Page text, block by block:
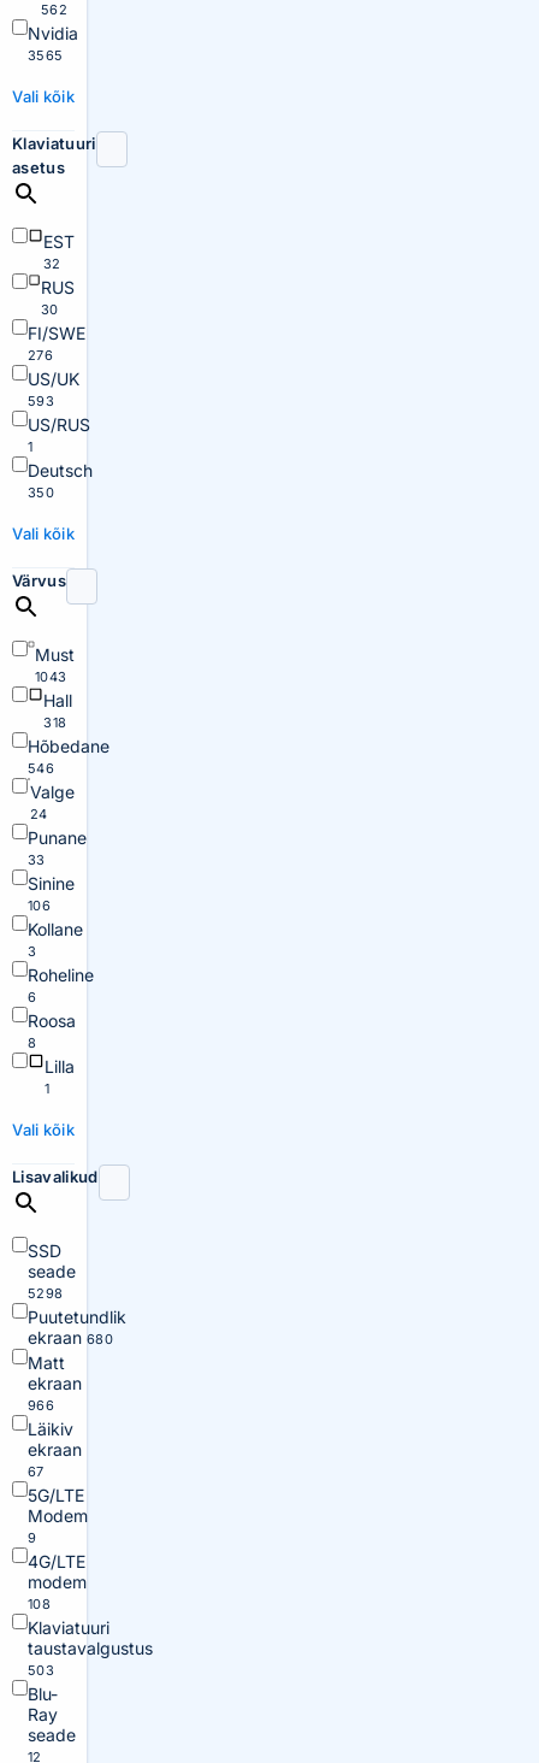
562
Nvidia
3565
Vali kõik
Klaviatuuri
asetus
EST
32
RUS
30
FI/SWE
276
US/UK
593
US/RUS
1
Deutsch
350
Vali kõik
Värvus
Must
1043
Hall
318
Hõbedane
546
Valge
24
Punane
33
Sinine
106
Kollane
3
Roheline
6
Roosa
8
Lilla
1
Vali kõik
Lisavalikud
SSD
seade
5298
Puutetundlik
ekraan 680
Matt
ekraan
966
Läikiv
ekraan
67
5G/LTE
Modem
9
4G/LTE
modem
108
Klaviatuuri
taustavalgustus
503
Blu-
Ray
seade
12